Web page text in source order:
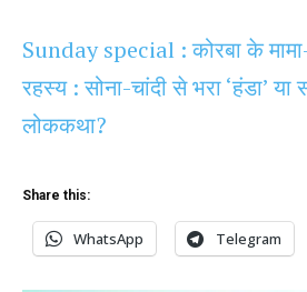
Sunday special : कोरबा के
रहस्य : सोना-चांदी से भरा ‘हंडा’ या
लोककथा?
Share this:
WhatsApp Telegram